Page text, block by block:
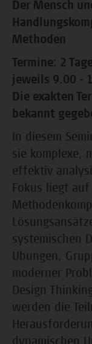
Der Mensch
Methoden
Termine: 2
jeweils 9.00 -
Die exakten
bekannt
In diesem
sie komplexe,
effektiv
Fokus liegt
systemischen
Übungen,
moderner
Design
werden die